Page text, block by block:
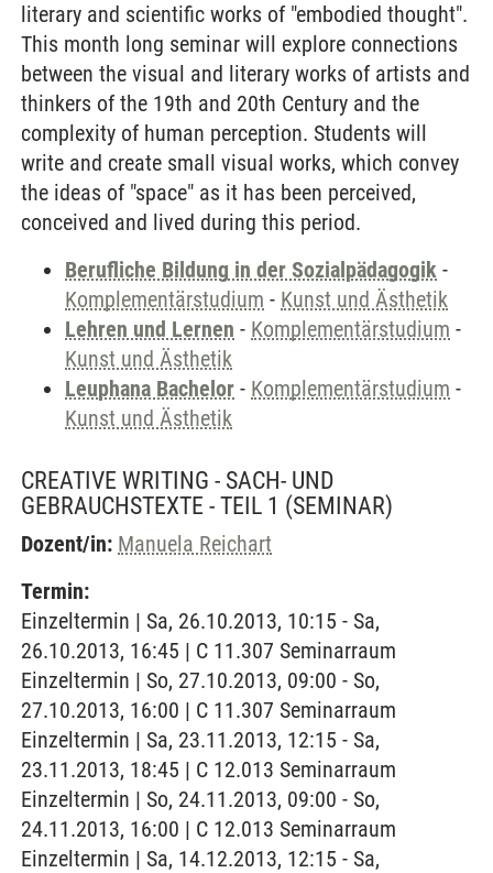
literary and scientific works of "embodied thought".
This month long seminar will explore connections
between the visual and literary works of artists and
thinkers of the 19th and 20th Century and the
complexity of human perception. Students will
write and create small visual works, which convey
the ideas of "space" as it has been perceived,
conceived and lived during this period.
Berufliche Bildung in der Sozialpädagogik -
Komplementärstudium - Kunst und Ästhetik
Lehren und Lernen - Komplementärstudium -
Kunst und Ästhetik
Leuphana Bachelor - Komplementärstudium -
Kunst und Ästhetik
CREATIVE WRITING - SACH- UND
GEBRAUCHSTEXTE - TEIL 1 (SEMINAR)
Dozent/in: Manuela Reichart
Termin:
Einzeltermin | Sa, 26.10.2013, 10:15 - Sa,
26.10.2013, 16:45 | C 11.307 Seminarraum
Einzeltermin | So, 27.10.2013, 09:00 - So,
27.10.2013, 16:00 | C 11.307 Seminarraum
Einzeltermin | Sa, 23.11.2013, 12:15 - Sa,
23.11.2013, 18:45 | C 12.013 Seminarraum
Einzeltermin | So, 24.11.2013, 09:00 - So,
24.11.2013, 16:00 | C 12.013 Seminarraum
Einzeltermin | Sa, 14.12.2013, 12:15 - Sa,